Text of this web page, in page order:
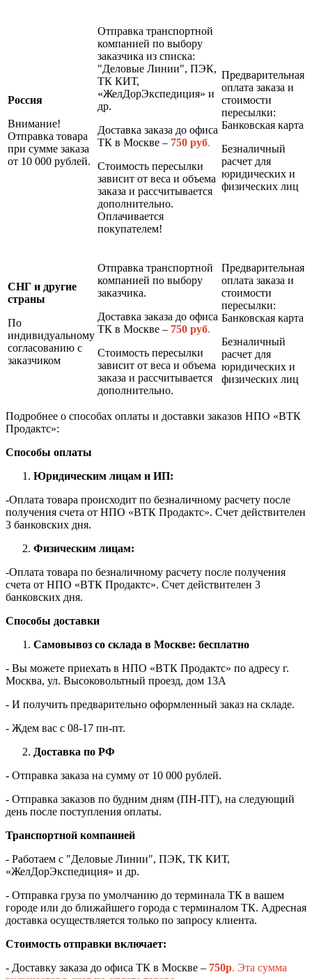
Россия
Внимание!
Отправка товара
при сумме заказа
от 10 000 рублей.
Отправка транспортной
компанией по выбору
заказчика из списка:
"Деловые Линии", ПЭК,
ТК КИТ,
«ЖелДорЭкспедиция» и
др.
Доставка заказа до офиса
ТК в Москве – 750 руб.
Стоимость пересылки
зависит от веса и объема
заказа и рассчитывается
дополнительно.
Оплачивается
покупателем!
Предварительная
оплата заказа и
стоимости
пересылки:
Банковская карта
Безналичный
расчет для
юридических и
физических лиц
СНГ и другие
страны
По
индивидуальному
согласованию с
заказчиком
Отправка транспортной
компанией по выбору
заказчика.
Доставка заказа до офиса
ТК в Москве – 750 руб.
Стоимость пересылки
зависит от веса и объема
заказа и рассчитывается
дополнительно.
Предварительная
оплата заказа и
стоимости
пересылки:
Банковская карта
Безналичный
расчет для
юридических и
физических лиц
Подробнее о способах оплаты и доставки заказов НПО «ВТК
Продактс»:
Способы оплаты
Юридическим лицам и ИП:
-Оплата товара происходит по безналичному расчету после
получения счета от НПО «ВТК Продактс». Счет действителен
3 банковских дня.
Физическим лицам:
-Оплата товара по безналичному расчету после получения
счета от НПО «ВТК Продактс». Счет действителен 3
банковских дня.
Способы доставки
Самовывоз со склада в Москве: бесплатно
- Вы можете приехать в НПО «ВТК Продактс» по адресу г.
Москва, ул. Высоковольтный проезд, дом 13А
- И получить предварительно оформленный заказ на складе.
- Ждем вас c 08-17 пн-пт.
Доставка по РФ
- Отправка заказа на сумму от 10 000 рублей.
- Отправка заказов по будним дням (ПН-ПТ), на следующий
день после поступления оплаты.
Транспортной компанией
- Работаем с "Деловые Линии", ПЭК, ТК КИТ,
«ЖелДорЭкспедиция» и др.
- Отправка груза по умолчанию до терминала ТК в вашем
городе или до ближайшего города с терминалом ТК. Адресная
доставка осуществляется только по запросу клиента.
Стоимость отправки включает:
- Доставку заказа до офиса ТК в Москве – 750р. Эта сумма